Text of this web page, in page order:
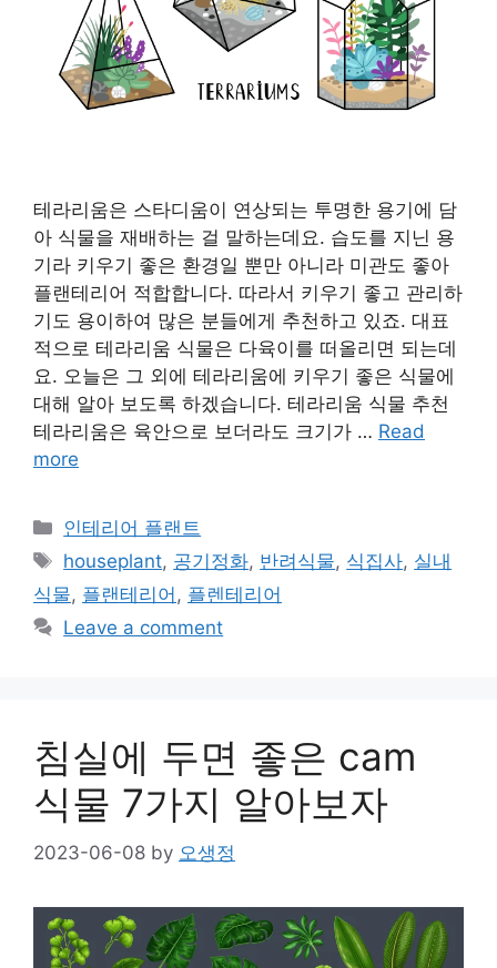
테라리움은 스타디움이 연상되는 투명한 용기에 담
아 식물을 재배하는 걸 말하는데요. 습도를 지닌 용
기라 키우기 좋은 환경일 뿐만 아니라 미관도 좋아
플랜테리어 적합합니다. 따라서 키우기 좋고 관리하
기도 용이하여 많은 분들에게 추천하고 있죠. 대표
적으로 테라리움 식물은 다육이를 떠올리면 되는데
요. 오늘은 그 외에 테라리움에 키우기 좋은 식물에
대해 알아 보도록 하겠습니다. 테라리움 식물 추천
테라리움은 육안으로 보더라도 크기가 … Read
more
Categories
인테리어 플랜트
Tags
houseplant, 공기정화, 반려식물, 식집사, 실내
식물, 플랜테리어 , 플렌테리어
Leave a comment
침실에 두면 좋은 cam
식물 7가지 알아보자
2023-06-08 by 오생정